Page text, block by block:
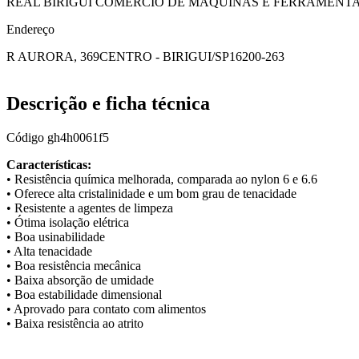
Endereço
R AURORA, 369CENTRO - BIRIGUI/SP16200-263
Descrição e ficha técnica
Código gh4h0061f5
Características:
• Resistência química melhorada, comparada ao nylon 6 e 6.6
• Oferece alta cristalinidade e um bom grau de tenacidade
• Resistente a agentes de limpeza
• Ótima isolação elétrica
• Boa usinabilidade
• Alta tenacidade
• Boa resistência mecânica
• Baixa absorção de umidade
• Boa estabilidade dimensional
• Aprovado para contato com alimentos
• Baixa resistência ao atrito